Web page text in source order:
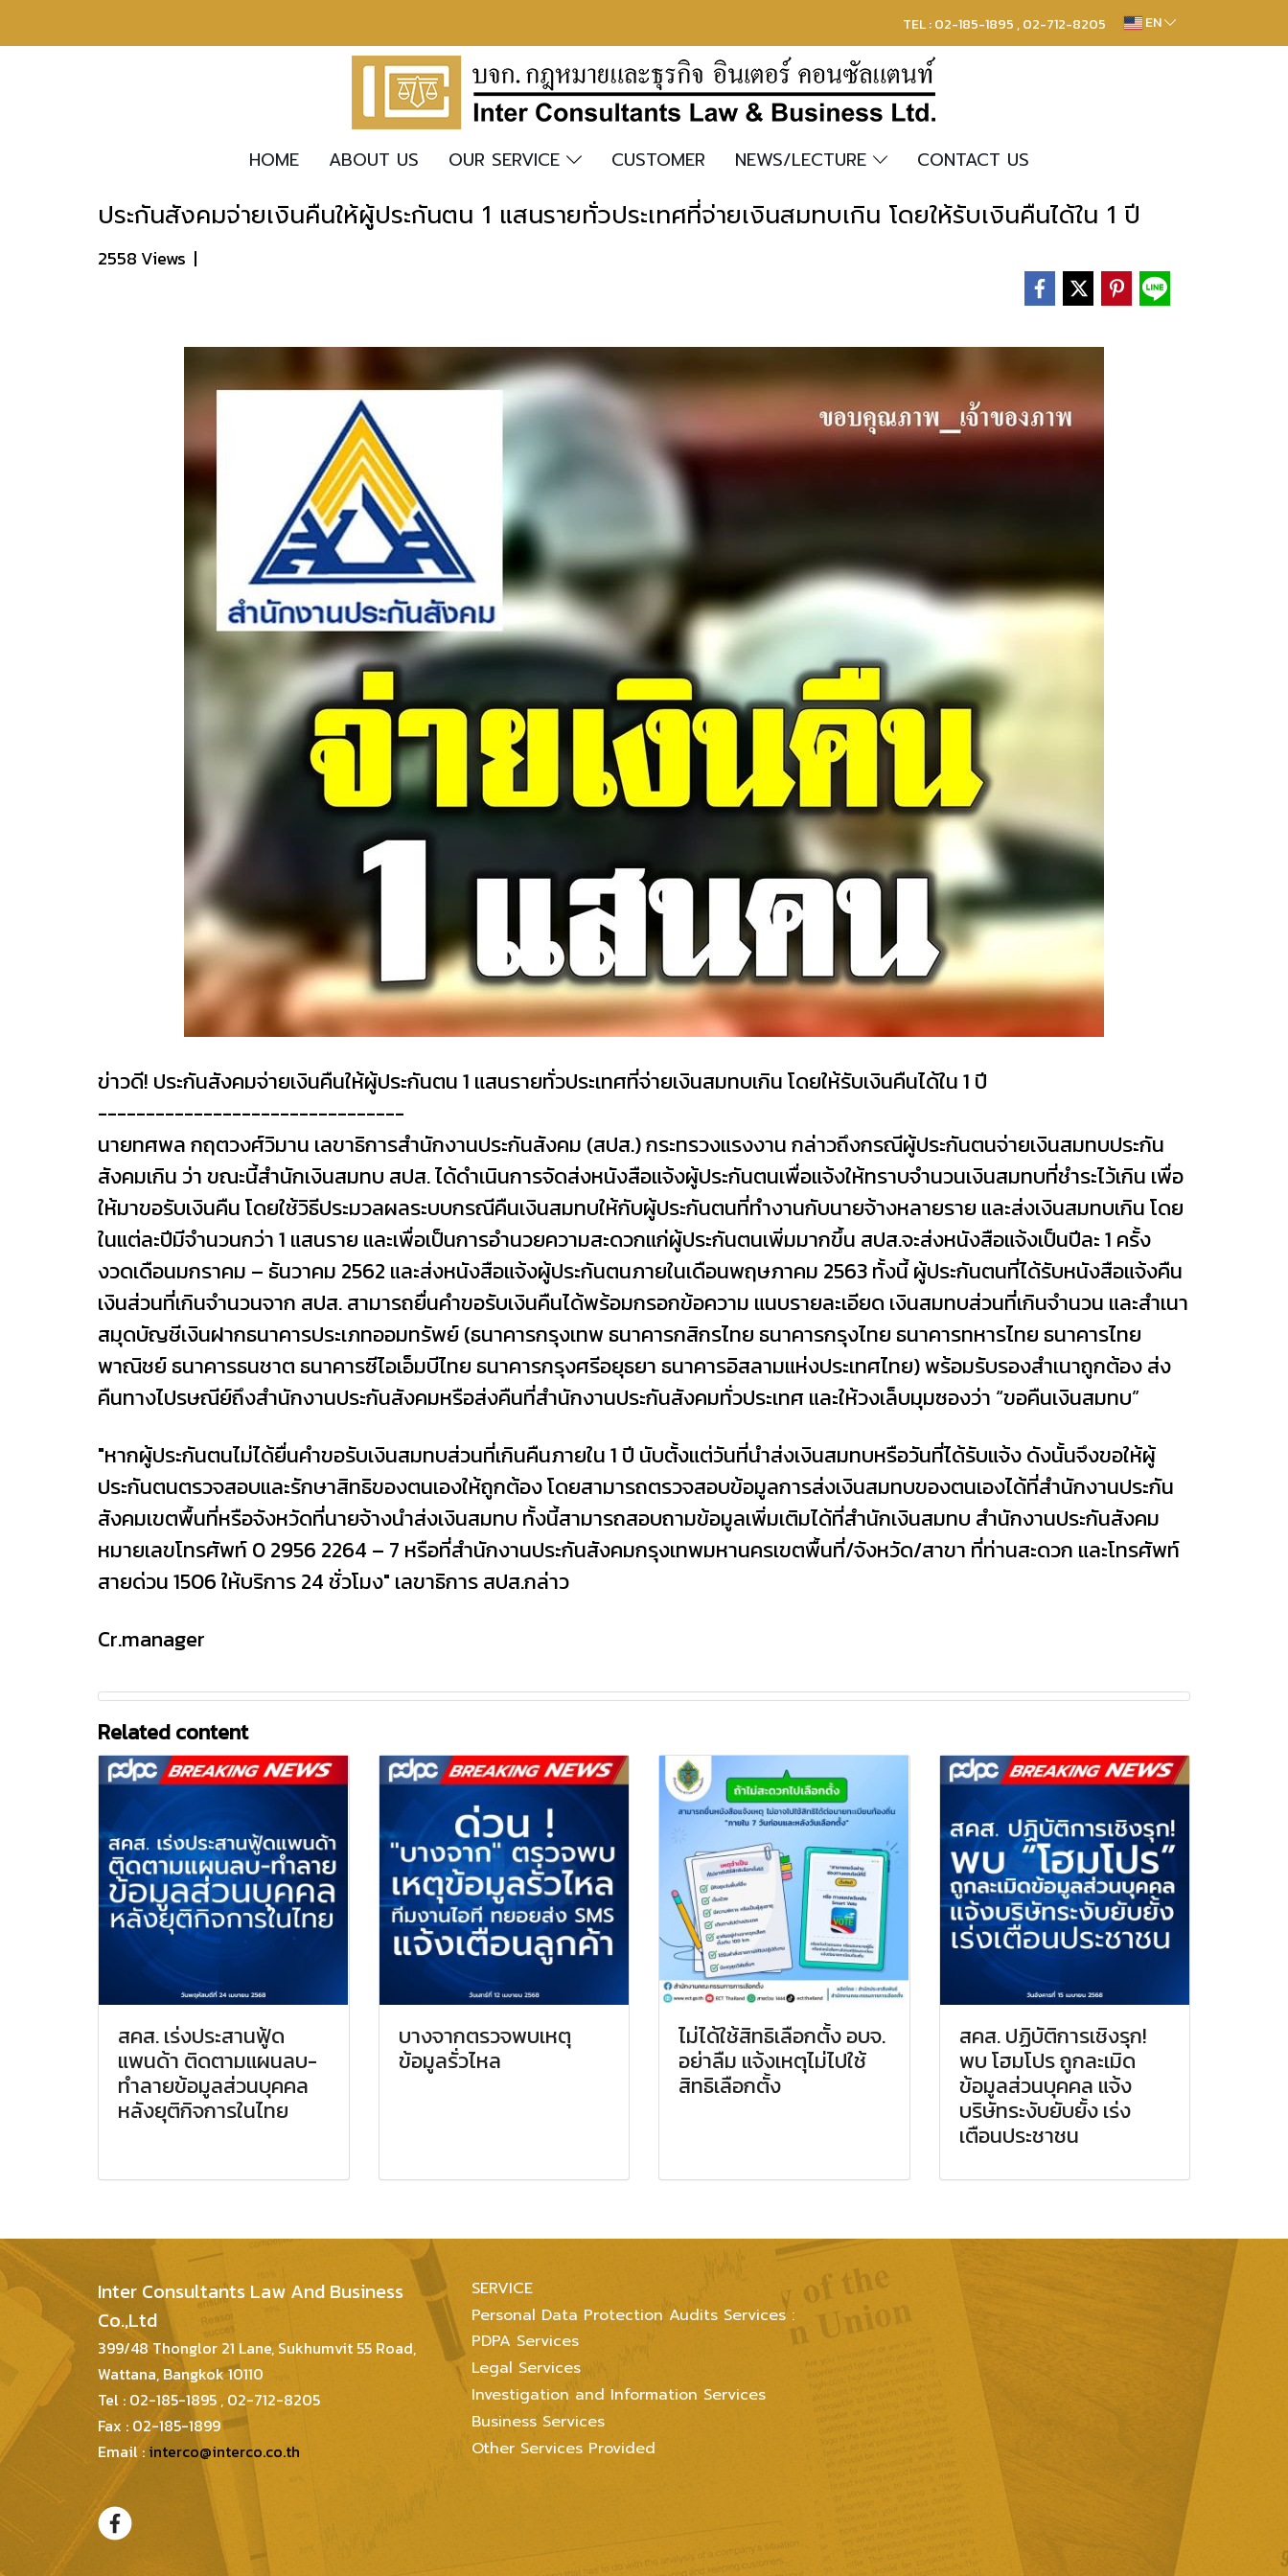
TEL : 02-185-1895 , 02-712-8205 EN
HOME ABOUT US OUR SERVICE CUSTOMER NEWS/LECTURE CONTACT US
ประกันสังคมจ่ายเงินคืนให้ผู้ประกันตน 1 แสนรายทั่วประเทศที่จ่ายเงินสมทบเกิน โดยให้รับเงินคืนได้ใน 1 ปี
2558 Views |
ข่าวดี! ประกันสังคมจ่ายเงินคืนให้ผู้ประกันตน 1 แสนรายทั่วประเทศที่จ่ายเงินสมทบเกิน โดยให้รับเงินคืนได้ใน 1 ปี
--------------------------------
นายทศพล กฤตวงศ์วิมาน เลขาธิการสำนักงานประกันสังคม (สปส.) กระทรวงแรงงาน กล่าวถึงกรณีผู้ประกันตนจ่ายเงินสมทบประกัน
สังคมเกิน ว่า ขณะนี้สำนักเงินสมทบ สปส. ได้ดำเนินการจัดส่งหนังสือแจ้งผู้ประกันตนเพื่อแจ้งให้ทราบจำนวนเงินสมทบที่ชำระไว้เกิน เพื่อ
ให้มาขอรับเงินคืน โดยใช้วิธีประมวลผลระบบกรณีคืนเงินสมทบให้กับผู้ประกันตนที่ทำงานกับนายจ้างหลายราย และส่งเงินสมทบเกิน โดย
ในแต่ละปีมีจำนวนกว่า 1 แสนราย และเพื่อเป็นการอำนวยความสะดวกแก่ผู้ประกันตนเพิ่มมากขึ้น สปส.จะส่งหนังสือแจ้งเป็นปีละ 1 ครั้ง
งวดเดือนมกราคม – ธันวาคม 2562 และส่งหนังสือแจ้งผู้ประกันตนภายในเดือนพฤษภาคม 2563 ทั้งนี้ ผู้ประกันตนที่ได้รับหนังสือแจ้งคืน
เงินส่วนที่เกินจำนวนจาก สปส. สามารถยื่นคำขอรับเงินคืนได้พร้อมกรอกข้อความ แนบรายละเอียด เงินสมทบส่วนที่เกินจำนวน และสำเนา
สมุดบัญชีเงินฝากธนาคารประเภทออมทรัพย์ (ธนาคารกรุงเทพ ธนาคารกสิกรไทย ธนาคารกรุงไทย ธนาคารทหารไทย ธนาคารไทย
พาณิชย์ ธนาคารธนชาต ธนาคารซีไอเอ็มบีไทย ธนาคารกรุงศรีอยุธยา ธนาคารอิสลามแห่งประเทศไทย) พร้อมรับรองสำเนาถูกต้อง ส่ง
คืนทางไปรษณีย์ถึงสำนักงานประกันสังคมหรือส่งคืนที่สำนักงานประกันสังคมทั่วประเทศ และให้วงเล็บมุมซองว่า “ขอคืนเงินสมทบ”
"หากผู้ประกันตนไม่ได้ยื่นคำขอรับเงินสมทบส่วนที่เกินคืนภายใน 1 ปี นับตั้งแต่วันที่นำส่งเงินสมทบหรือวันที่ได้รับแจ้ง ดังนั้นจึงขอให้ผู้
ประกันตนตรวจสอบและรักษาสิทธิของตนเองให้ถูกต้อง โดยสามารถตรวจสอบข้อมูลการส่งเงินสมทบของตนเองได้ที่สำนักงานประกัน
สังคมเขตพื้นที่หรือจังหวัดที่นายจ้างนำส่งเงินสมทบ ทั้งนี้สามารถสอบถามข้อมูลเพิ่มเติมได้ที่สำนักเงินสมทบ สำนักงานประกันสังคม
หมายเลขโทรศัพท์ 0 2956 2264 – 7 หรือที่สำนักงานประกันสังคมกรุงเทพมหานครเขตพื้นที่/จังหวัด/สาขา ที่ท่านสะดวก และโทรศัพท์
สายด่วน 1506 ให้บริการ 24 ชั่วโมง" เลขาธิการ สปส.กล่าว
Cr.manager
Related content
สคส. เร่งประสานฟู้ด
แพนด้า ติดตามแผนลบ-
ทำลายข้อมูลส่วนบุคคล
หลังยุติกิจการในไทย
บางจากตรวจพบเหตุ
ข้อมูลรั่วไหล
ไม่ได้ใช้สิทธิเลือกตั้ง อบจ.
อย่าลืม แจ้งเหตุไม่ไปใช้
สิทธิเลือกตั้ง
สคส. ปฏิบัติการเชิงรุก!
พบ โฮมโปร ถูกละเมิด
ข้อมูลส่วนบุคคล แจ้ง
บริษัทระงับยับยั้ง เร่ง
เตือนประชาชน
Inter Consultants Law And Business
Co.,Ltd
399/48 Thonglor 21 Lane, Sukhumvit 55 Road,
Wattana, Bangkok 10110
Tel : 02-185-1895 , 02-712-8205
Fax : 02-185-1899
Email :interco@interco.co.th
SERVICE
Personal Data Protection Audits Services :
PDPA Services
Legal Services
Investigation and Information Services
Business Services
Other Services Provided